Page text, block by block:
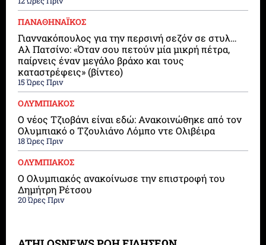
ΠΑΝΑΘΗΝΑΪΚΟΣ
Γιαννακόπουλος για την περσινή σεζόν σε στυλ…
Αλ Πατσίνο: «Όταν σου πετούν μία μικρή πέτρα,
παίρνεις έναν μεγάλο βράχο και τους
καταστρέφεις» (βίντεο)
15 Ώρες Πριν
ΟΛΥΜΠΙΑΚΟΣ
Ο νέος Τζιοβάνι είναι εδώ: Ανακοινώθηκε από τον
Ολυμπιακό ο Τζουλιάνο Λόμπο ντε Ολιβέιρα
18 Ώρες Πριν
ΟΛΥΜΠΙΑΚΟΣ
Ο Ολυμπιακός ανακοίνωσε την επιστροφή του
Δημήτρη Ρέτσου
20 Ώρες Πριν